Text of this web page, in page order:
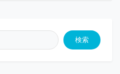
検索